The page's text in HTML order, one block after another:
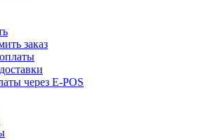
заказ
через E-POS